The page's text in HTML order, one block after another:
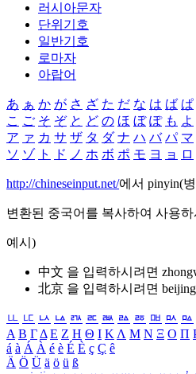
러시아문자
단위기호
일반기호
로마자
아랍어
あ ぁ か が さ ざ た だ な は ば ぱ
こ ご そ ぞ と ど の ほ ぼ ぽ も よ
ア ァ カ サ ザ タ ダ ナ ハ バ パ マ
ソ ゾ ト ド ノ ホ ボ ポ モ ヨ ョ ロ
http://chineseinput.net/에서 pinyin(
변환된 중국어를 복사하여 사용
예시)
中文 을 입력하시려면
北京 을 입력하시려면 beijing
ㅥ ㅦ ㅧ ㅨ ㅩ ㅪ ㅫ ㅬ ㅭ ㅮ ㅯ ㅰ
Α Β ΓΔ Ε Ζ Η Θ Ι ΚΛ Μ Ν Ξ Ο Π
á à Á À é è É È ç Ç ê
Ä Ö Ü ä ö ü ß